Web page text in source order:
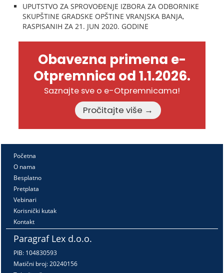
UPUTSTVO ZA SPROVOĐENJE IZBORA ZA ODBORNIKE
SKUPŠTINE GRADSKE OPŠTINE VRANJSKA BANJA,
RASPISANIH ZA 21. JUN 2020. GODINE
Obavezna primena e-
Otpremnica od 1.1.2026.
Saznajte sve o e-Otpremnicama!
Pročitajte više →
Početna
O nama
Besplatno
Pretplata
Vebinari
Korisnički kutak
Kontakt
Paragraf Lex d.o.o.
PIB: 104830593
Matični broj: 20240156